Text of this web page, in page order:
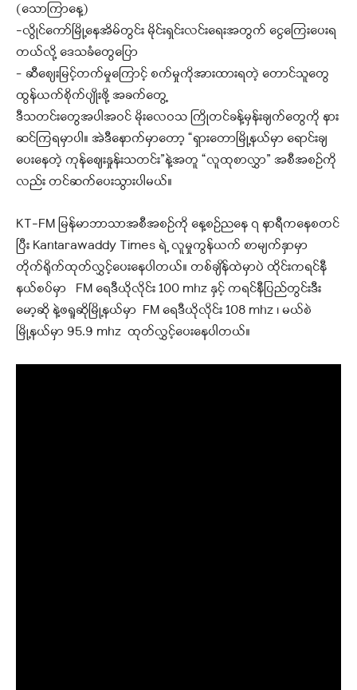
(သောကြာနေ့)
-လွိုင်ကော်မြို့နေအိမ်တွင်း မိုင်းရှင်းလင်းရေးအတွက် ငွေကြေးပေးရ
တယ်လို့ ဒေသခံတွေပြော
– ဆီစျေးမြင့်တက်မှုကြောင့် စက်မှုကိုအားထားရတဲ့ တောင်သူတွေ
ထွန်ယက်စိုက်ပျိုးဖို့ အခက်တွေ့
ဒီသတင်းတွေအပါအဝင် မိုးလေဝသ ကြိုတင်ခန့်မှန်းချက်တွေကို နား
ဆင်ကြရမှာပါ။ အဲဒီနောက်မှာတော့ “ရှားတောမြို့နယ်မှာ ရောင်းချ
ပေးနေတဲ့ ကုန်ဈေးနှုန်းသတင်း”နဲ့အတူ “လူထုစာလွှာ” အစီအစဉ်ကို
လည်း တင်ဆက်ပေးသွားပါမယ်။
KT-FM မြန်မာဘာသာအစီအစဉ်ကို နေ့စဉ်ညနေ ၇ နာရီကနေစတင်
ပြီး Kantarawaddy Times ရဲ့ လူမှုကွန်ယက် စာမျက်နှာမှာ
တိုက်ရိုက်ထုတ်လွှင့်ပေးနေပါတယ်။ တစ်ချိန်ထဲမှာပဲ ထိုင်းကရင်နီ
နယ်စပ်မှာ FM ရေဒီယိုလိုင်း 100 mhz နှင့် ကရင်နီပြည်တွင်းဒီး
မော့ဆို နဲ့ဖရူဆိုမြို့နယ်မှာ FM ရေဒီယိုလိုင်း 108 mhz ၊ မယ်စဲ
မြို့နယ်မှာ 95.9 mhz ထုတ်လွှင့်ပေးနေပါတယ်။